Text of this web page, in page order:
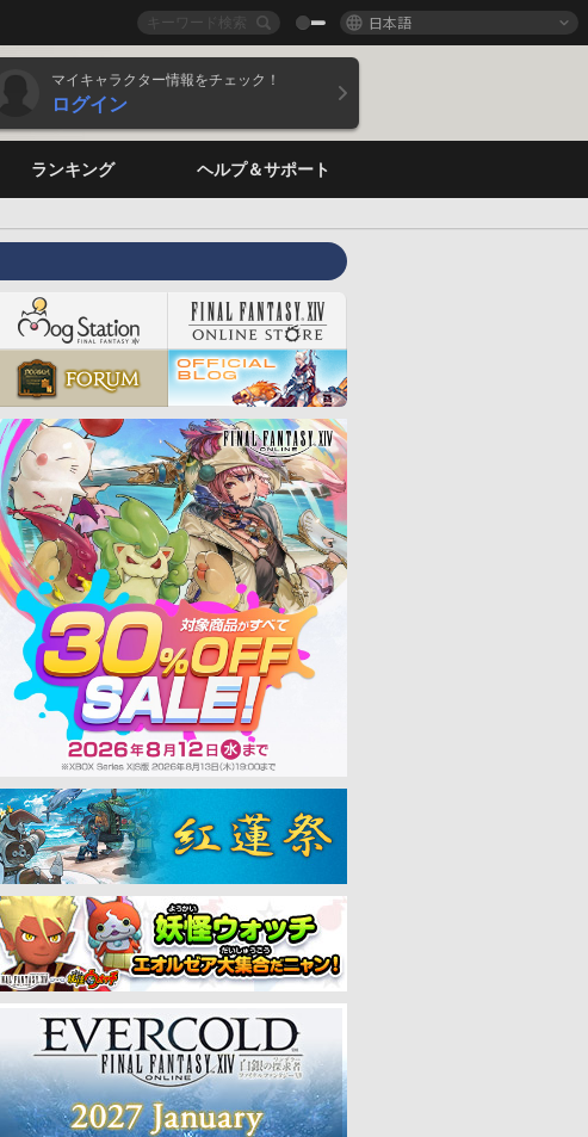
日本語
マイキャラクター情報をチェック！
ログイン
ランキング ヘルプ＆サポート